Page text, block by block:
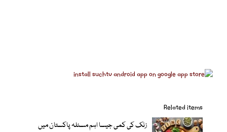
Related items
زنک کی کمی جیسا اہم مسئلہ پاکستان میں